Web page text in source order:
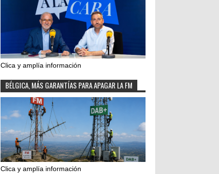
Clica y amplía información
BÉLGICA, MÁS GARANTÍAS PARA APAGAR LA FM
Clica y amplía información